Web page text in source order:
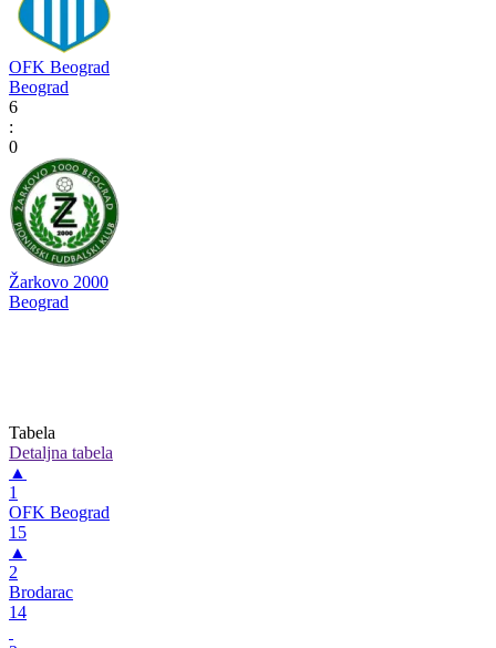
OFK Beograd
Beograd
6
:
0
Žarkovo 2000
Beograd
Tabela
Detaljna tabela
▲
1
OFK Beograd
15
▲
2
Brodarac
14